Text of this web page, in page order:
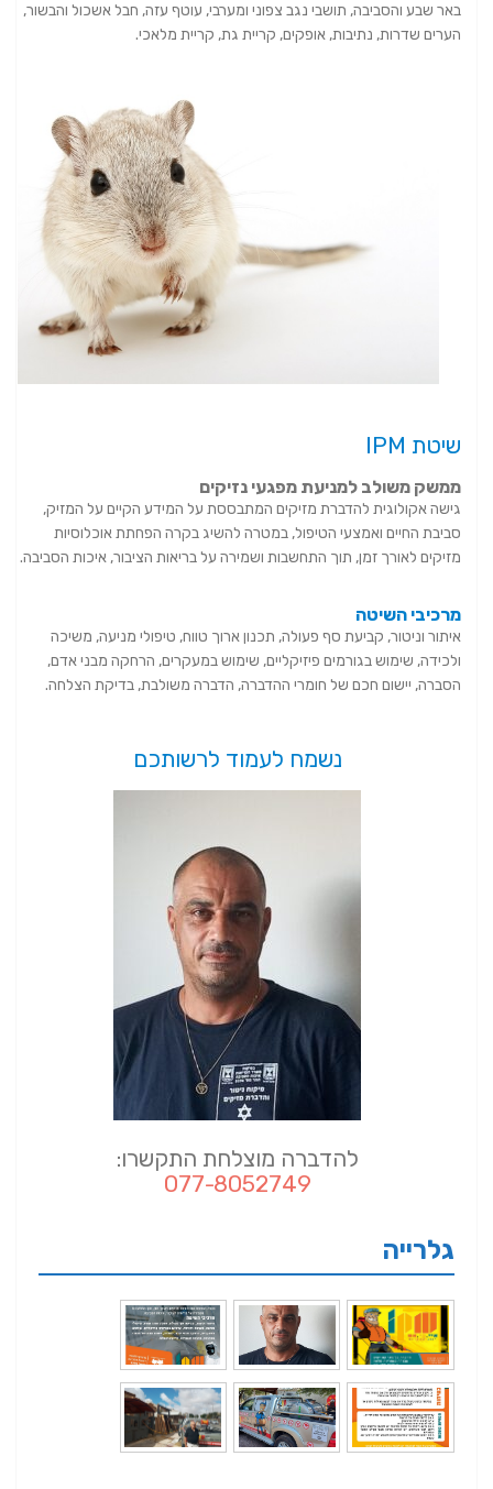
באר שבע והסביבה, תושבי נגב צפוני ומערבי, עוטף עזה, חבל אשכול והבשור,
הערים שדרות, נתיבות, אופקים, קריית גת, קריית מלאכי.
שיטת IPM
ממשק משולב למניעת מפגעי נזיקים
גישה אקולוגית להדברת מזיקים המתבססת על המידע הקיים על המזיק,
סביבת החיים ואמצעי הטיפול, במטרה להשיג בקרה הפחתת אוכלוסיות
מזיקים לאורך זמן, תוך התחשבות ושמירה על בריאות הציבור, איכות הסביבה.
מרכיבי השיטה
איתור וניטור, קביעת סף פעולה, תכנון ארוך טווח, טיפולי מניעה, משיכה
ולכידה, שימוש בגורמים פיזיקליים, שימוש במעקרים, הרחקה מבני אדם,
הסברה, יישום חכם של חומרי ההדברה, הדברה משולבת, בדיקת הצלחה.
נשמח לעמוד לרשותכם
להדברה מוצלחת התקשרו:
077-8052749
גלרייה